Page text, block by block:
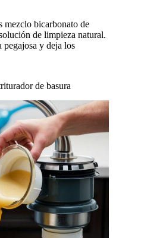
mezclo bicarbonato de
de limpieza natural.
pegajosa y deja los
de basura